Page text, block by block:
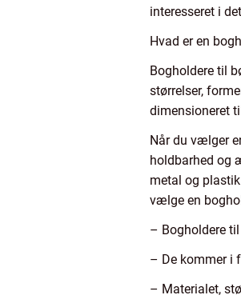
interesseret i
Hvad er en
Bogholdere til
størrelser,
dimensioneret
Når du vælger
holdbarhed og
metal og
vælge en
– Bogholdere
– De kommer i
– Materialet,